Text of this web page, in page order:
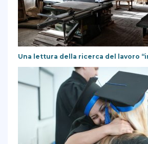
Una lettura della ricerca del lavoro